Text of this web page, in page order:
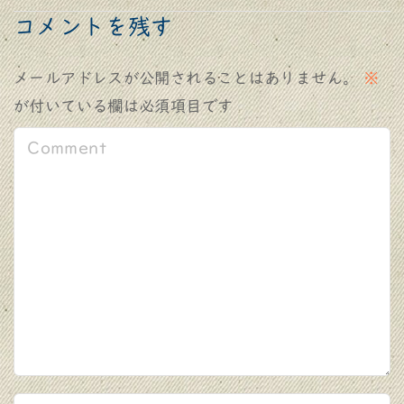
コメントを残す
メールアドレスが公開されることはありません。 ※
が付いている欄は必須項目です
C
o
m
m
e
n
t